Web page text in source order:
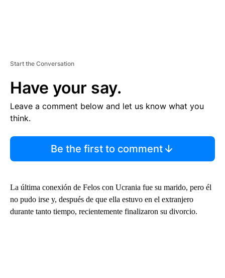
Start the Conversation
Have your say.
Leave a comment below and let us know what you
think.
Be the first to comment
La última conexión de Felos con Ucrania fue su marido, pero él
no pudo irse y, después de que ella estuvo en el extranjero
durante tanto tiempo, recientemente finalizaron su divorcio.